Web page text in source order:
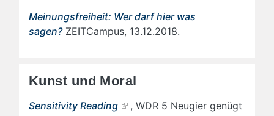
Meinungsfreiheit: Wer darf hier was
sagen?ZEITCampus, 13.12.2018.
Kunst und Moral
Sensitivity Reading
, WDR 5 Neugier genügt